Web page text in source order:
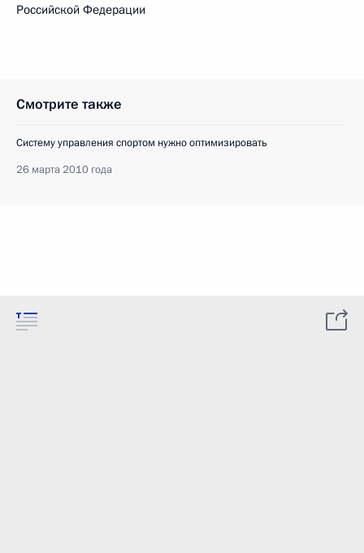
Российской Федерации
Смотрите также
Систему управления спортом нужно оптимизировать
26 марта 2010 года